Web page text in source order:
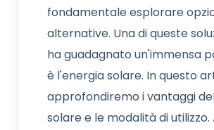
fondamentale esplorare
alternative. Una di queste
ha guadagnato un'immensa
è l'energia solare. In questo
approfondiremo i vantaggi
solare e le modalità di utilizzo.